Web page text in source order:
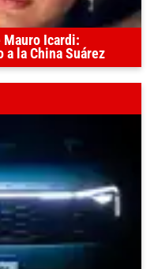
Icardi:
a la China Suárez